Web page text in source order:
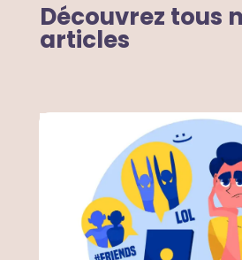
Découvrez tous
articles